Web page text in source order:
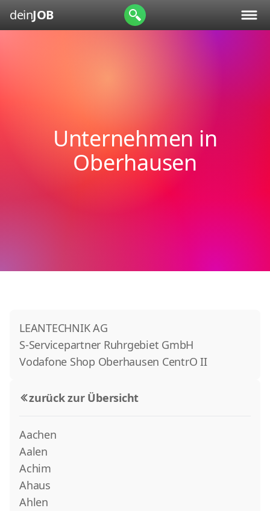
deinJOB
Unternehmen in
Oberhausen
LEANTECHNIK AG
S-Servicepartner Ruhrgebiet GmbH
Vodafone Shop Oberhausen CentrO II
zurück zur Übersicht
Aachen
Aalen
Achim
Ahaus
Ahlen